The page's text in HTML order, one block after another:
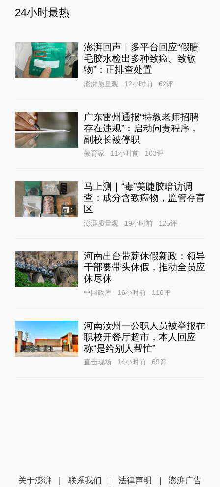
24小时最热
澎湃回声｜多平台回应“假睫
毛胶水检出多种致癌、致敏
物”：正排查处置
澎湃质量观 12小时前 62评
广东雷州通报“特教老师招聘
存在违规”：启动问责程序，
副校长被停职
教育家 11小时前 103评
1
马上测｜“毒”美睫胶暗访调
查：成分含致癌物，监管存盲
区
澎湃质量观 19小时前 125评
河南出台带薪休假新政：领导
干部要带头休假，推动全员应
休尽休
中国政库 16小时前 116评
河南汝州一公职人员被举报在
职校开餐厅超市，本人回应
称“是给别人帮忙”
直击现场 14小时前 69评
关于澎湃 | 联系我们 | 法律声明 | 澎湃广告